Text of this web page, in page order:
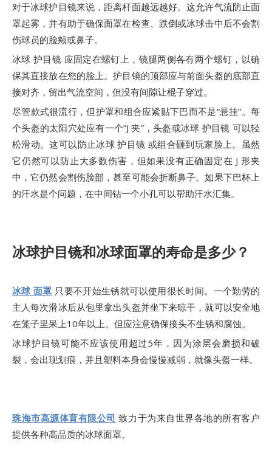
对于冰球护目镜来说，距离杆面越远越好。这允许气流防止面
罩起雾，并有助于确保面罩在检查、跌倒或冰球击中后不会割
伤球员的脸颊或鼻子。
冰球 护目镜 应固定在螺钉上，镜腿两侧各有两个螺钉，以确
保其直接放在您的脸上。护目镜的顶部应与前面头盔的底部直
接对齐，留出气流空间，但没有间隙让棍子穿过。
尽管款式很流行，但护罩和组合应紧贴下巴而不是“悬挂”。每
个头盔的太阳穴处应有一个“J 夹”，头盔或冰球 护目镜 可以轻
松滑动。这可以防止冰球 护目镜 或组合砸到玩家脸上。虽然
它仍然可以防止大多数伤害，但如果没有正确固定在 J 形夹
中，它仍然会割伤脸部，甚至可能会折断鼻子。如果下巴杯上
的汗水是个问题，在中间钻一个小孔可以帮助汗水汇集。
冰球护目镜和冰球面罩的寿命是多少？
冰球 面罩 只要不开始生锈就可以使用很长时间。一个勤劳的
主人每次滑冰后从包里拿出头盔并坐下来晾干，就可以安全地
在笼子里呆上10年以上。但应注意确保接头不生锈和腐蚀。
冰球护目镜可能不应该使用超过5年，因为涂层会磨损和破
裂，会出现划痕，并且塑料本身会慢慢减弱，就像头盔一样。
珠海市高源体育有限公司 致力于为来自世界各地的所有客户
提供各种高品质的冰球面罩。